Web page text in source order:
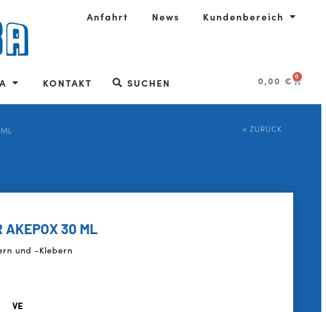
Anfahrt News Kundenbereich
KONTAKT SUCHEN 0,00€ 0
< ZURÜCK
AKEPOX 30 ML
und -Klebern
VE